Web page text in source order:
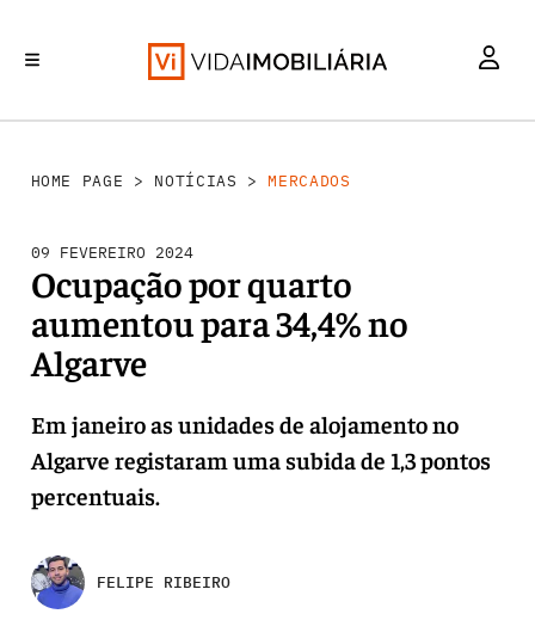
HOME PAGE > NOTÍCIAS >MERCADOS
09 FEVEREIRO 2024
Ocupação por quarto
aumentou para 34,4% no
Algarve
Em janeiro as unidades de alojamento no
Algarve registaram uma subida de 1,3 pontos
percentuais.
FELIPE RIBEIRO